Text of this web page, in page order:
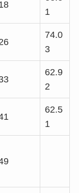
1
74.0
3
62.9
2
62.5
1